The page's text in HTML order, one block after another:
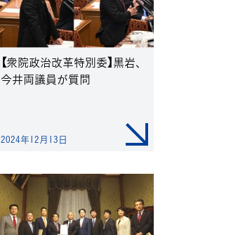
【衆院政治改革特別委】黒岩、
今井両議員が質問
2024年12月13日